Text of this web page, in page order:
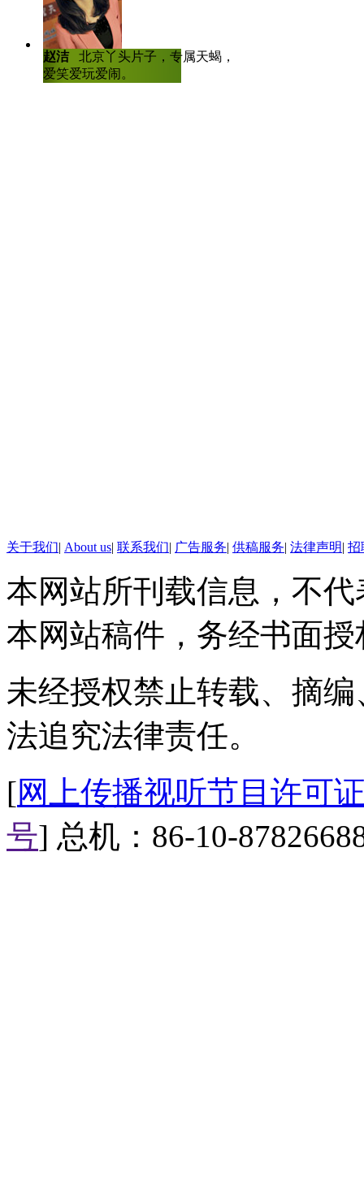
做人呐，最重要的是开心，
Johnny Quinn一刻也闲不住，3
无奈只能撞破厕所门。近日，
【母狮被大象狂追上树不敢
母狮猎食时凶猛无比，但面
得胆小如鼠！非洲坦桑尼亚就
大象狂追，情急之下爬上树顶
。
【色情电话接线员的百态人
俄罗斯“大图网”近日刊登了
服务员的照片。在电话通讯发
便开发出色情电话服务满足客
赵洁
北京丫头片子，专属天蝎，爱哭
爱笑爱玩爱闹。
关于我们| About us| 联系我们| 广告服务| 供稿服务| 法律声明| 招
本网站所刊载信息，不
本网站稿件，务经书面授
未经授权禁止转载、摘
法追究法律责任。
[网上传播视听节目许可
号] 总机：86-10-